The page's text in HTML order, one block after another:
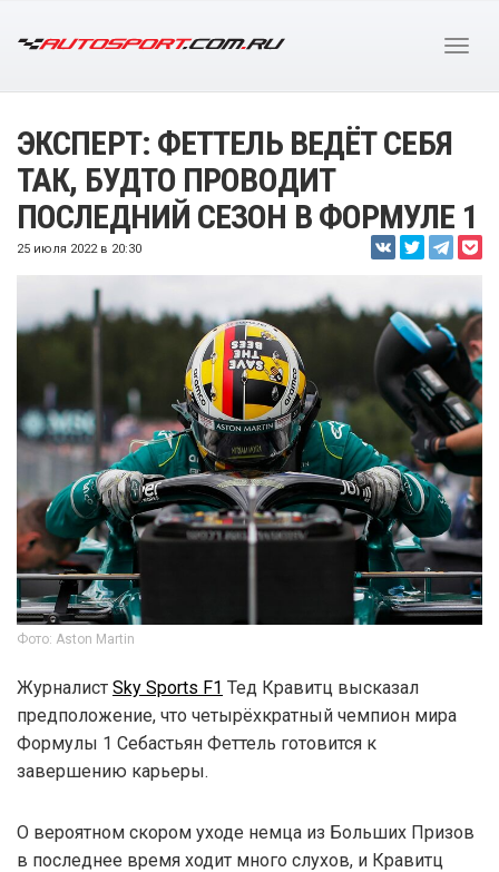
ЭКСПЕРТ: ФЕТТЕЛЬ ВЕДЁТ СЕБЯ
ТАК, БУДТО ПРОВОДИТ
ПОСЛЕДНИЙ СЕЗОН В ФОРМУЛЕ 1
25 июля 2022 в 20:30
Фото: Aston Martin
Журналист Sky Sports F1 Тед Кравитц высказал
предположение, что четырёхкратный чемпион мира
Формулы 1 Себастьян Феттель готовится к
завершению карьеры.
О вероятном скором уходе немца из Больших Призов
в последнее время ходит много слухов, и Кравитц